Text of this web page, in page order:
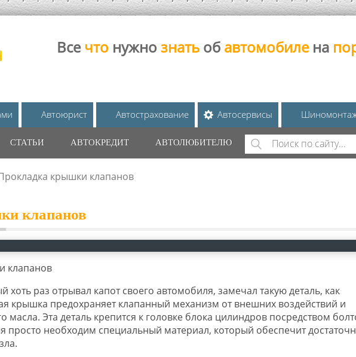
Все что нужно знать об автомобиле на
Автоюрист Автострахование Автосервисы
СТАТЬИ АВТОКРЕДИТ АВТОЛЮБИТЕЛЮ
ФОРМА
Поиск
крышки клапанов
клапанов
хоть раз отрывал капот своего автомобиля, замечал такую деталь, как
крышка предохраняет клапанный механизм от внешних воздействий и
масла. Эта деталь крепится к головке блока цилиндров посредством
просто необходим специальный материал, который обеспечит